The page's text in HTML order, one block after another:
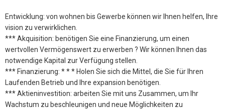
Entwicklung: von wohnen bis Gewerbe können wir Ihnen helfen, Ihre
vision zu verwirklichen.
*** Akquisition: benötigen Sie eine Finanzierung, um einen
wertvollen Vermögenswert zu erwerben ? Wir können Ihnen das
notwendige Kapital zur Verfügung stellen.
*** Finanzierung: * * * Holen Sie sich die Mittel, die Sie für Ihren
Laufenden Betrieb und Ihre expansion benötigen.
*** Aktieninvestition: arbeiten Sie mit uns Zusammen, um Ihr
Wachstum zu beschleunigen und neue Möglichkeiten zu